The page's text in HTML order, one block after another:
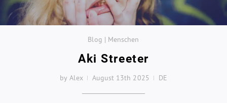
Blog | Menschen
Aki Streeter
by Alex August 13th 2025 DE